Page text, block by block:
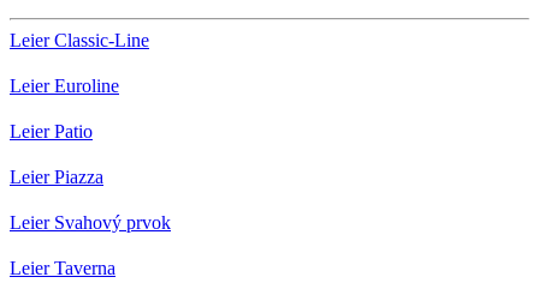
Leier Classic-Line
Leier Euroline
Leier Patio
Leier Piazza
Leier Svahový prvok
Leier Taverna